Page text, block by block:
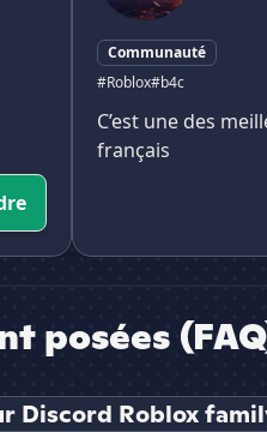
Communauté
#Roblox#b4c
C’est une des
français
posées
Discord Roblox